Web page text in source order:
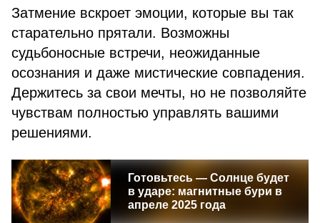
Затмение вскроет эмоции, которые вы так
старательно прятали. Возможны
судьбоносные встречи, неожиданные
осознания и даже мистические совпадения.
Держитесь за свои мечты, но не позволяйте
чувствам полностью управлять вашими
решениями.
Готовьтесь — Солнце будет
в ударе: магнитные бури в
апреле 2025 года